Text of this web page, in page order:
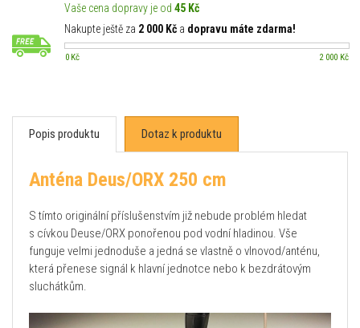
Vaše cena dopravy je od 45 Kč
Nakupte ještě za 2 000 Kč a dopravu máte zdarma!
0 Kč 2 000 Kč
Popis produktu Dotaz k produktu
Anténa Deus/ORX 250 cm
S tímto originální příslušenstvím již nebude problém hledat
s cívkou Deuse/ORX ponořenou pod vodní hladinou. Vše
funguje velmi jednoduše a jedná se vlastně o vlnovod/anténu,
která přenese signál k hlavní jednotce nebo k bezdrátovým
sluchátkům.